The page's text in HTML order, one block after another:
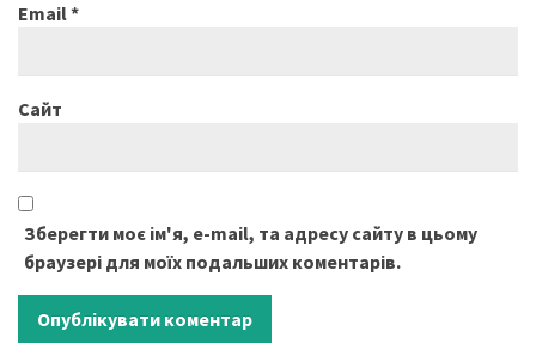
Email*
Сайт
Зберегти моє ім'я, e-mail, та адресу сайту в цьому
браузері для моїх подальших коментарів.